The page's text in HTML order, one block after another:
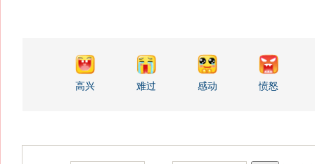
高兴 难过 感动 愤怒